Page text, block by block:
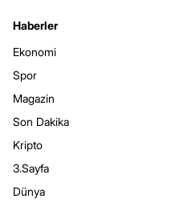
Haberler
Ekonomi
Spor
Magazin
Son Dakika
Kripto
3.Sayfa
Dünya